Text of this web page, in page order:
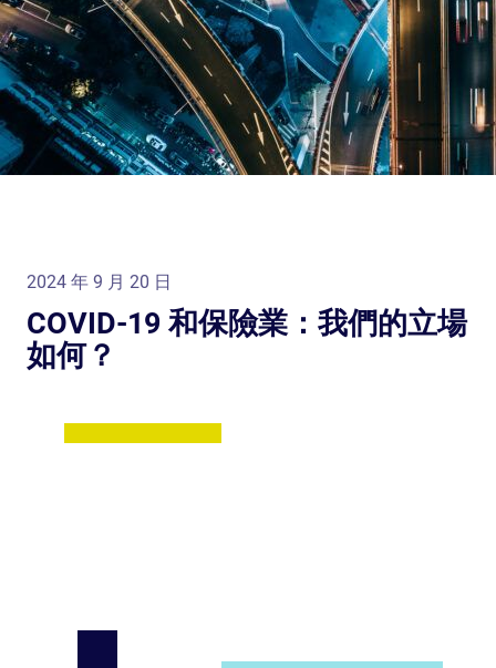
2024 年 9 月 20 日
COVID-19 和保險業：我們的立場
如何？